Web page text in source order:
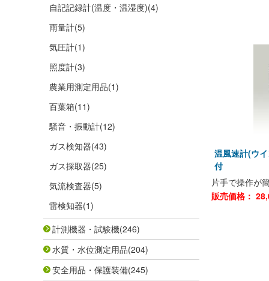
自記記録計(温度・温湿度)(4)
雨量計(5)
気圧計(1)
照度計(3)
農業用測定用品(1)
百葉箱(11)
騒音・振動計(12)
ガス検知器(43)
ガス採取器(25)
気流検査器(5)
雷検知器(1)
計測機器・試験機(246)
水質・水位測定用品(204)
安全用品・保護装備(245)
温風速計(ウ
付
片手で操作が
販売価格：